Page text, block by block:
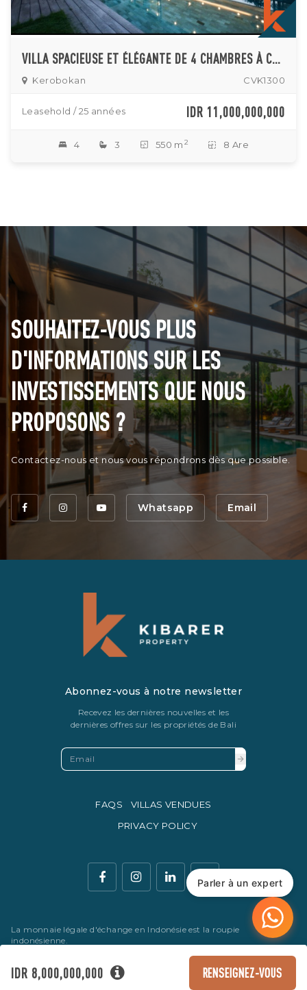
VILLA SPACIEUSE ET ÉLÉGANTE DE 4 CHAMBRES À COUCHER À KEROBOKAN À VENDRE
Kerobokan CVK1300
Leasehold / 25 années IDR 11,000,000,000
4 3 550 m 2 8 Are
SOUHAITEZ-VOUS PLUS
D'INFORMATIONS SUR LES
INVESTISSEMENTS QUE NOUS
PROPOSONS ?
Contactez-nous et nous vous répondrons dès que possible.
Whatsapp Email
IDR 8,000,000,000 RENSEIGNEZ-VOUS
Abonnez-vous à notre newsletter
Recevez les dernières nouvelles et les
dernières offres sur les propriétés de Bali
FAQS
VILLAS VENDUES
PRIVACY POLICY
La monnaie légale d'échange en Indonésie est la roupie
indonésienne.
© Copyright 2016 - 2026 Development & SEO ByKesato & Co
Parler à un expert